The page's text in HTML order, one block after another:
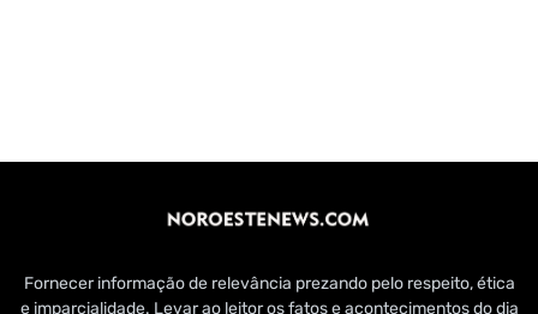
Fornecer informação de relevância prezando pelo respeito, ética
e imparcialidade. Levar ao leitor os fatos e acontecimentos do dia